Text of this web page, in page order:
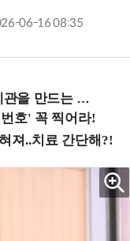
06-16 08:35
로.. (8/20 강남역)